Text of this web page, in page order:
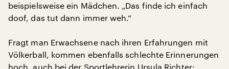
beispielsweise ein Mädchen. „Das finde ich einfach
doof, das tut dann immer weh.“
Fragt man Erwachsene nach ihren Erfahrungen mit
Völkerball, kommen ebenfalls schlechte Erinnerungen
hoch, auch bei der Sportlehrerin Ursula Richter: